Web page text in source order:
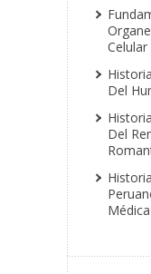
Celular
Del
Del
Médica